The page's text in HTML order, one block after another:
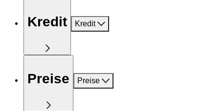
Kredit Kredit
Preise Preise